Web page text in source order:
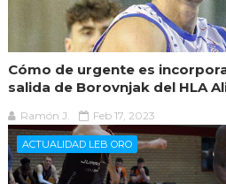
Cómo de urgente es
salida de Borovnjak del HLA
Ramón J. Feb 17, 2023
ACTUALIDAD LEB ORO